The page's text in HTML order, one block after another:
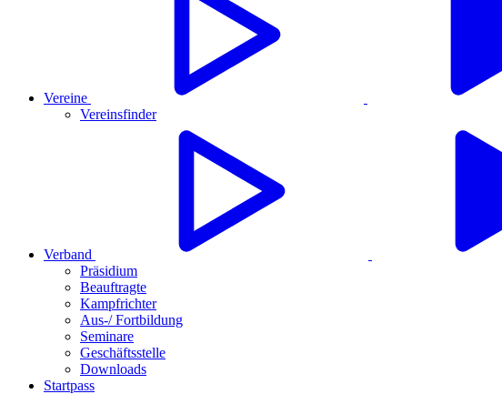
Vereine
Vereinsfinder
Verband
Präsidium
Beauftragte
Kampfrichter
Aus-/ Fortbildung
Seminare
Geschäftsstelle
Downloads
Startpass